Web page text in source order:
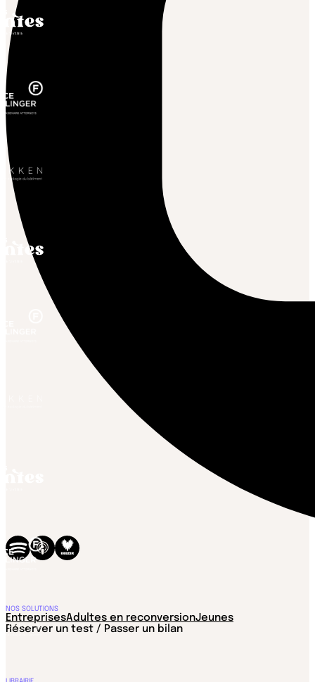
NOS SOLUTIONS
EntreprisesAdultes en reconversionJeunes
Réserver un test / Passer un bilan